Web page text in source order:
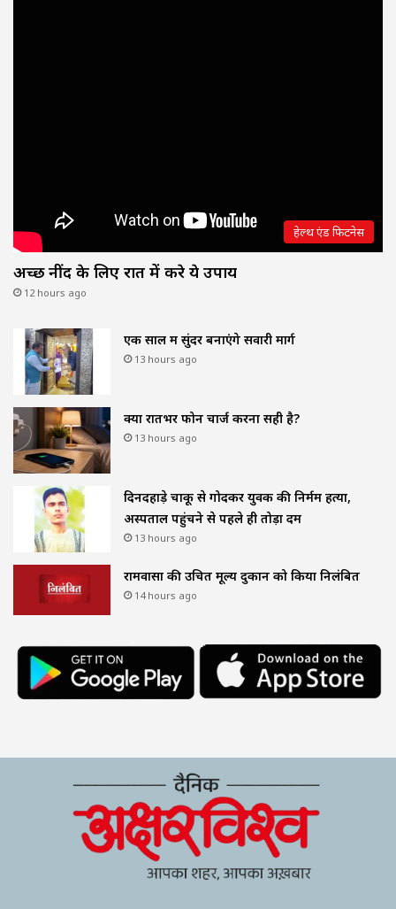
हेल्थ एंड फिटनेस
अच्छी नींद के लिए रात में करे ये उपाय
12 hours ago
एक साल में सुंदर बनाएंगे सवारी मार्ग
13 hours ago
क्या रातभर फोन चार्ज करना सही है?
13 hours ago
दिनदहाड़े चाकू से गोदकर युवक की निर्मम हत्या,
अस्पताल पहुंचने से पहले ही तोड़ा दम
13 hours ago
रामवासा की उचित मूल्य दुकान को किया निलंबित
14 hours ago